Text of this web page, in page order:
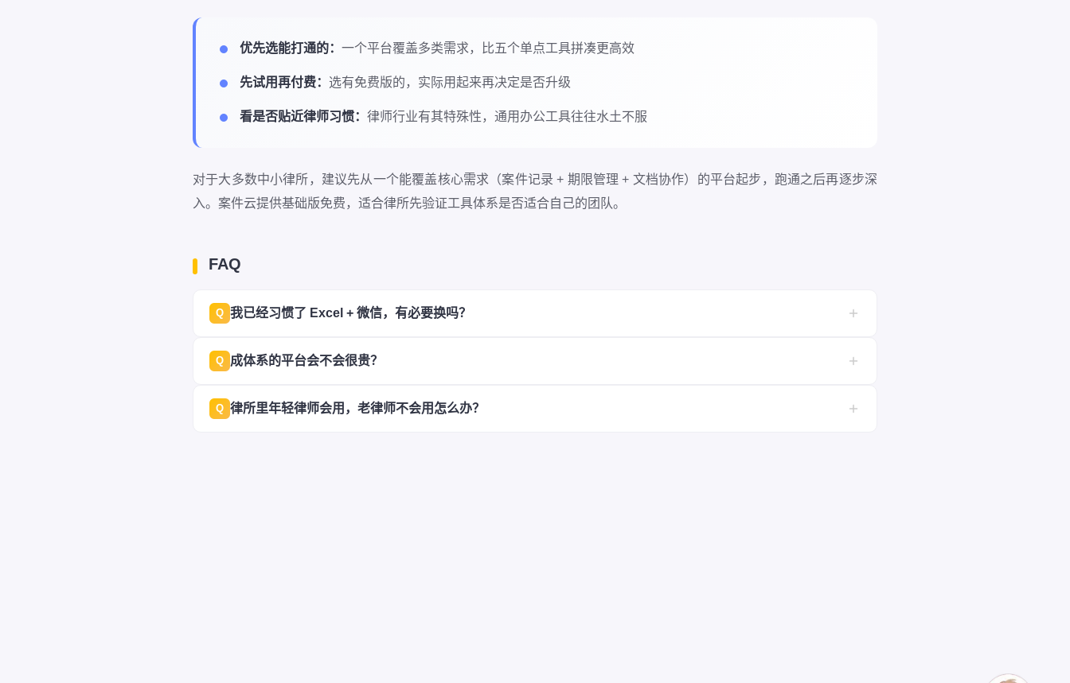
优先选能打通的： 一个平台覆盖多类需求，比五个单点工具拼凑更高效
先试用再付费： 选有免费版的，实际用起来再决定是否升级
看是否贴近律师习惯： 律师行业有其特殊性，通用办公工具往往水土不服
对于大多数中小律所，建议先从一个能覆盖核心需求（案件记录 + 期限管理 + 文档协作）的平台起步，跑通之后再逐步深
入。案件云提供基础版免费，适合律所先验证工具体系是否适合自己的团队。
FAQ
Q 我已经习惯了 Excel + 微信，有必要换吗？
Q 成体系的平台会不会很贵？
Q 律所里年轻律师会用，老律师不会用怎么办？